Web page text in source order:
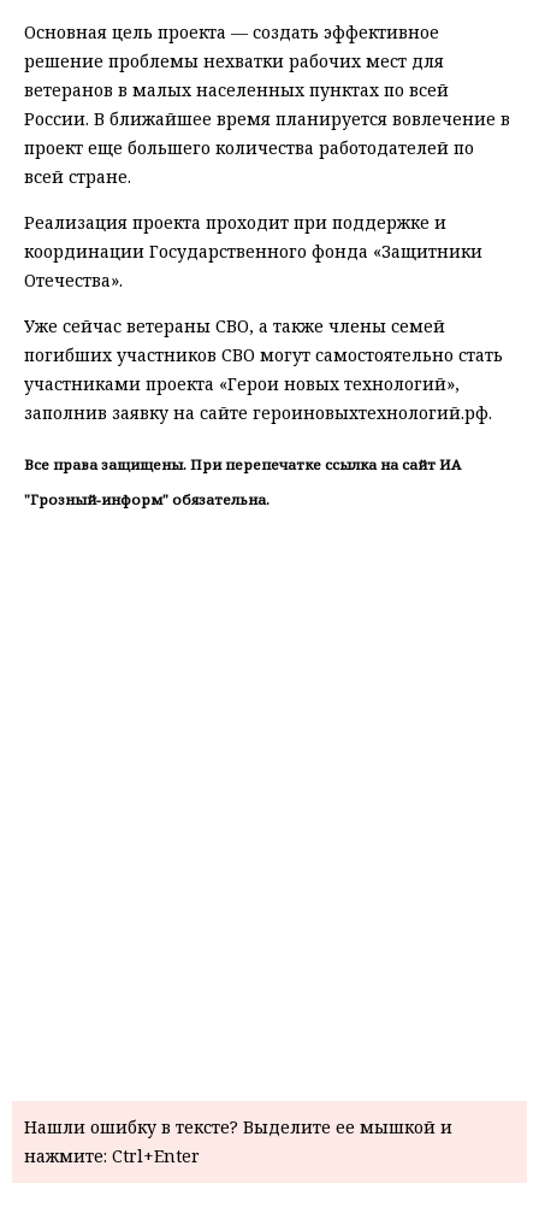
Основная цель проекта — создать эффективное
решение проблемы нехватки рабочих мест для
ветеранов в малых населенных пунктах по всей
России. В ближайшее время планируется вовлечение в
проект еще большего количества работодателей по
всей стране.
Реализация проекта проходит при поддержке и
координации Государственного фонда «Защитники
Отечества».
Уже сейчас ветераны СВО, а также члены семей
погибших участников СВО могут самостоятельно стать
участниками проекта «Герои новых технологий»,
заполнив заявку на сайте героиновыхтехнологий.рф.
Все права защищены. При перепечатке ссылка на сайт ИА
"Грозный-информ" обязательна.
Нашли ошибку в тексте? Выделите ее мышкой и
нажмите: Ctrl+Enter